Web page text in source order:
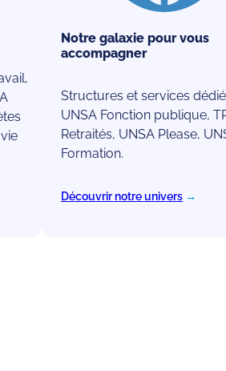
Notre galaxie pour vous
accompagner
Structures et services
UNSA Fonction publique,
Retraités, UNSA Please,
Formation.
Découvrir notre univers →